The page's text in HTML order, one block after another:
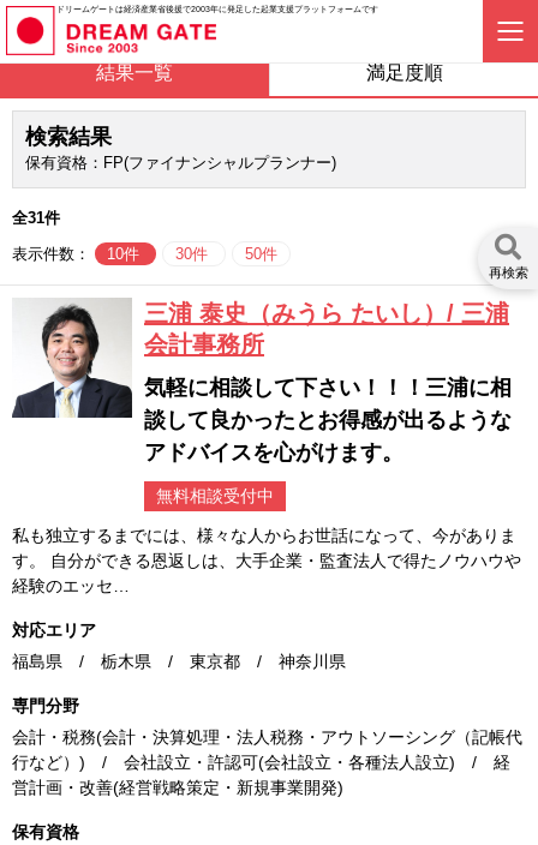
ドリームゲートは経済産業省後援で2003年に発足した起業支援プラットフォームです
結果一覧 満足度順
検索結果
保有資格：FP(ファイナンシャルプランナー)
全31件
表示件数：
10件 30件 50件
再検索
三浦 泰史（みうら たいし）/ 三浦
会計事務所
気軽に相談して下さい！！！三浦に相
談して良かったとお得感が出るような
アドバイスを心がけます。
無料相談受付中
私も独立するまでには、様々な人からお世話になって、今がありま
す。 自分ができる恩返しは、大手企業・監査法人で得たノウハウや
経験のエッセ…
対応エリア
福島県 / 栃木県 / 東京都 / 神奈川県
専門分野
会計・税務(会計・決算処理・法人税務・アウトソーシング（記帳代
行など）) / 会社設立・許認可(会社設立・各種法人設立) / 経
営計画・改善(経営戦略策定・新規事業開発)
保有資格